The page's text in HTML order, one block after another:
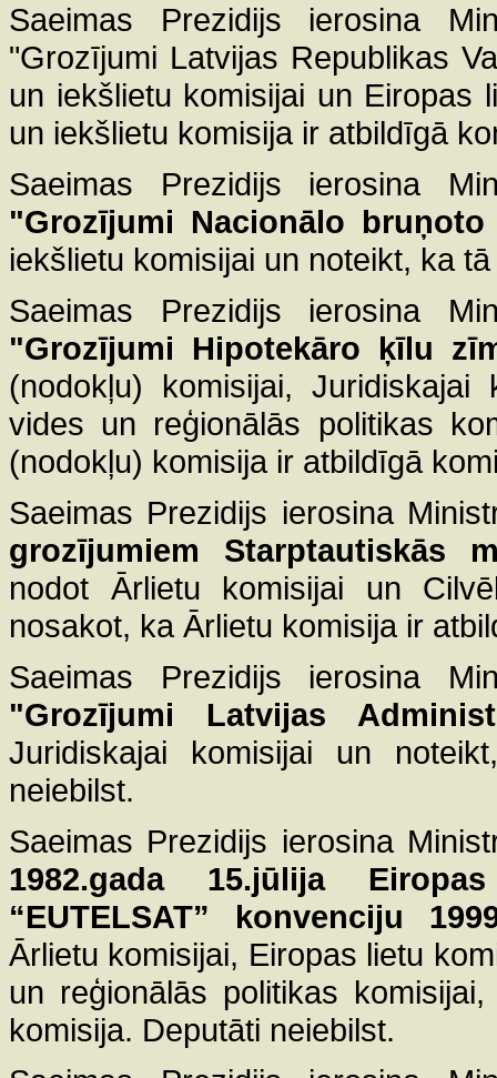
Saeimas Prezidijs ierosina
"Grozījumi Latvijas Republikas
un iekšlietu komisijai un Eiropas
un iekšlietu komisija ir atbildīgā
Saeimas Prezidijs ierosina
"Grozījumi Nacionālo
iekšlietu komisijai un noteikt, ka
Saeimas Prezidijs ierosina
"Grozījumi Hipotekāro ķīlu
(nodokļu) komisijai, Juridiskajai
vides un reģionālās politikas
(nodokļu) komisija ir atbildīgā
Saeimas Prezidijs ierosina
grozījumiem Starptautiskās
nodot Ārlietu komisijai un
nosakot, ka Ārlietu komisija ir
Saeimas Prezidijs ierosina
"Grozījumi Latvijas
Juridiskajai komisijai un
neiebilst.
Saeimas Prezidijs ierosina
1982.gada 15.jūlija
“EUTELSAT” konvenciju
Ārlietu komisijai, Eiropas lietu
un reģionālās politikas
komisija. Deputāti neiebilst.